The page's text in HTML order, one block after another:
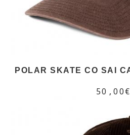
POLAR SKATE CO SAI
50,00€